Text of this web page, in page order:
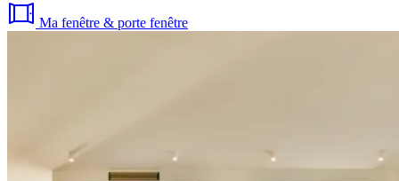
Ma fenêtre & porte fenêtre